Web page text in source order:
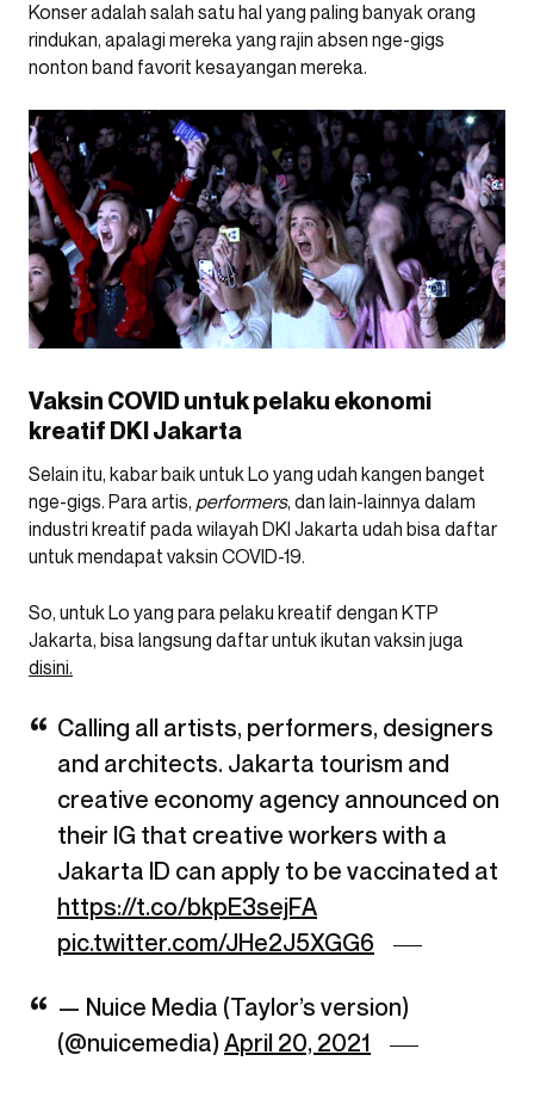
Konser adalah salah satu hal yang paling banyak orang
rindukan, apalagi mereka yang rajin absen nge-gigs
nonton band favorit kesayangan mereka.
Vaksin COVID untuk pelaku ekonomi
kreatif DKI Jakarta
Selain itu, kabar baik untuk Lo yang udah kangen banget
nge-gigs. Para artis, performers, dan lain-lainnya dalam
industri kreatif pada wilayah DKI Jakarta udah bisa daftar
untuk mendapat vaksin COVID-19.
So, untuk Lo yang para pelaku kreatif dengan KTP
Jakarta, bisa langsung daftar untuk ikutan vaksin juga
disini.
Calling all artists, performers, designers
and architects. Jakarta tourism and
creative economy agency announced on
their IG that creative workers with a
Jakarta ID can apply to be vaccinated at
https://t.co/bkpE3sejFA
pic.twitter.com/JHe2J5XGG6
— Nuice Media (Taylor’s version)
(@nuicemedia) April 20, 2021